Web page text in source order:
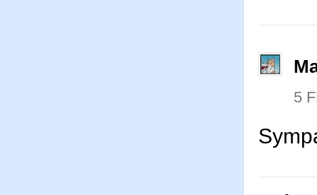
5